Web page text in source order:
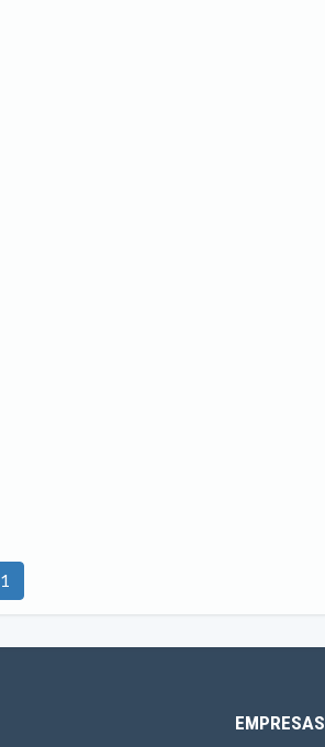
1
EMPRESAS